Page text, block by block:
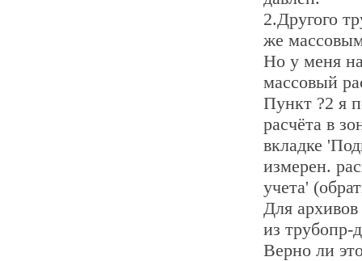
2.Другого
же
Но у меня
массовый
Пункт ?2 я
расчёта в
вкладке
измерен.
учета'
Для
из трубопр-
Верно ли